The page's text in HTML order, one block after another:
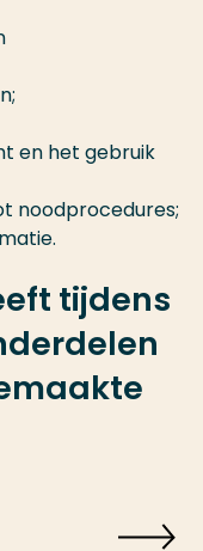
en het gebruik
noodprocedures;
tijdens